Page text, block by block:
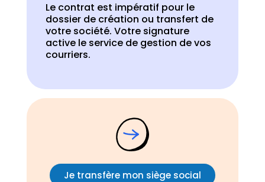
Le contrat est impératif pour le
dossier de création ou transfert de
votre société. Votre signature
active le service de gestion de vos
courriers.
Je transfère mon siège social